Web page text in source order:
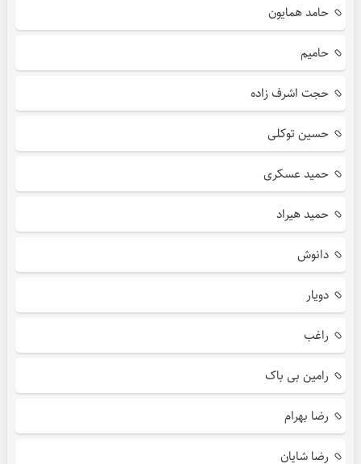
حامد همایون
حامیم
حجت اشرف زاده
حسین توکلی
حمید عسکری
حمید هیراد
دانوش
دویار
راغب
رامین بی باک
رضا بهرام
رضا شایان